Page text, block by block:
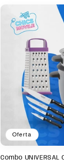
Oferta
Combo